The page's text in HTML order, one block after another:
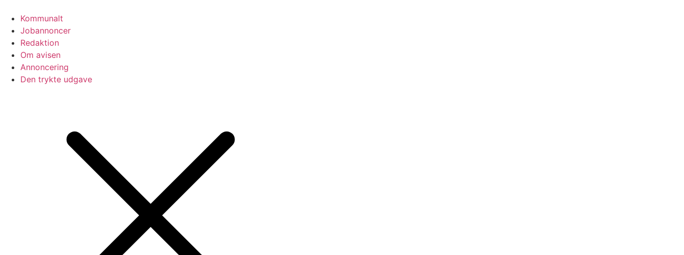
indhold
Kommunalt
Jobannoncer
Redaktion
Om avisen
Annoncering
Den trykte udgave